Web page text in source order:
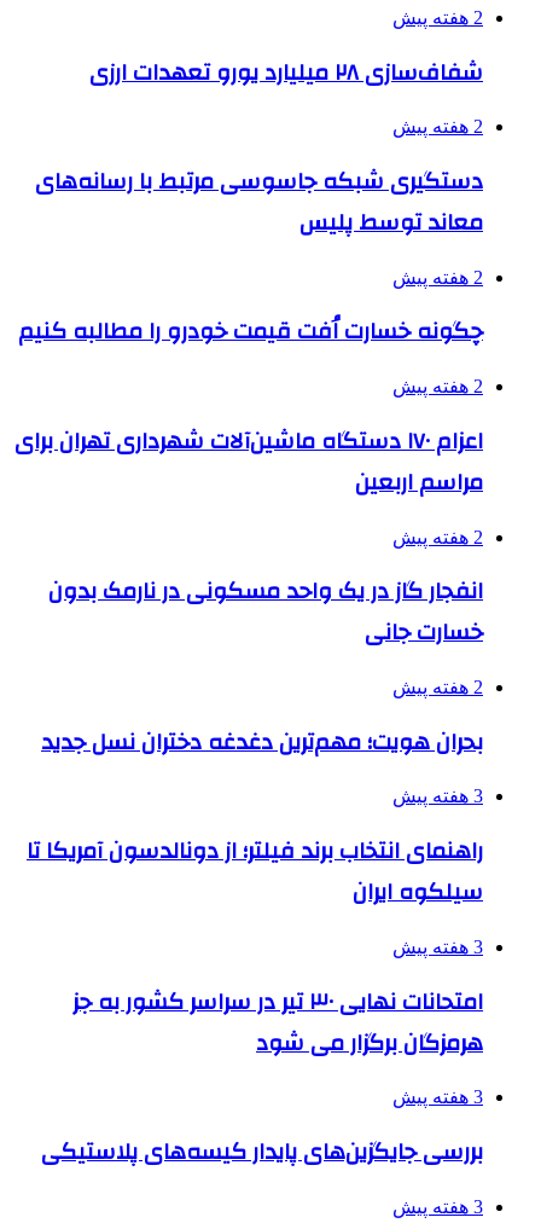
2 هفته پیش
شفاف‌سازی ۲۸ میلیارد یورو تعهدات ارزی
2 هفته پیش
دستگیری شبکه جاسوسی مرتبط با رسانه‌های
معاند توسط پلیس
2 هفته پیش
چگونه خسارت اُفت قیمت خودرو را مطالبه کنیم
2 هفته پیش
اعزام ۱۷۰ دستگاه ماشین‌آلات شهرداری تهران برای
مراسم اربعین
2 هفته پیش
انفجار گاز در یک واحد مسکونی در نارمک بدون
خسارت جانی
2 هفته پیش
بحران هویت؛ مهم‌ترین دغدغه دختران نسل جدید
3 هفته پیش
راهنمای انتخاب برند فیلتر؛ از دونالدسون آمریکا تا
سیلکوه ایران
3 هفته پیش
امتحانات نهایی ۳۰ تیر در سراسر کشور به جز
هرمزگان برگزار می شود
3 هفته پیش
بررسی جایگزین‌های پایدار کیسه‌های پلاستیکی
3 هفته پیش